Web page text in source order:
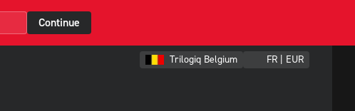
Continue
Trilogiq Belgium FR | EUR